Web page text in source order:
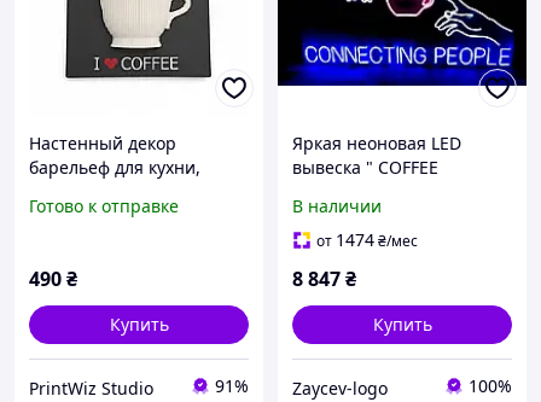
Настенный декор
барельеф для кухни,
кофемана. Aivory
Готово к отправке
490₴
Купить
PrintWiz Studio 91%
Яркая неоновая LED
вывеска " COFFEE
900х600 мм, неоновый
декор для кофейни и
В наличии
от 1474₴/мес
8 847₴
Купить
Zaycev-logo 100%